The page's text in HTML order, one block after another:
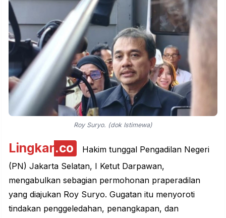
Roy Suryo. (dok Istimewa)
Lingkar.co
Hakim tunggal Pengadilan Negeri
(PN) Jakarta Selatan, I Ketut Darpawan,
mengabulkan sebagian permohonan praperadilan
yang diajukan Roy Suryo. Gugatan itu menyoroti
tindakan penggeledahan, penangkapan, dan